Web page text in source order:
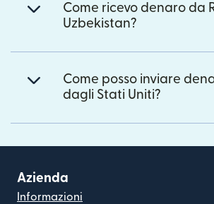
Come ricevo denaro da
Uzbekistan?
Come posso inviare
dagli Stati Uniti?
Azienda
Informazioni